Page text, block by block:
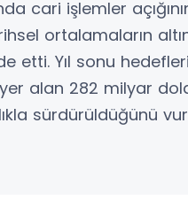
cari işlemler
ortalamaların
etti. Yıl sonu
alan 282 milyar
sürdürüldüğünü